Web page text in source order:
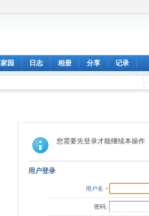
家园 日志 相册 分享 记录
您需要先登录才能继续本操作
用户登录
用户名
密码: